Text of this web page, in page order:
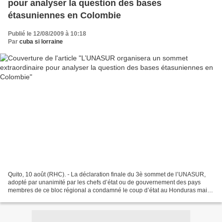
pour analyser la question des bases
étasuniennes en Colombie
Publié le 12/08/2009 à 10:18
Par cuba si lorraine
Quito, 10 août (RHC). - La déclaration finale du 3è sommet de l’UNASUR,
adopté par unanimité par les chefs d’état ou de gouvernement des pays
membres de ce bloc régional a condamné le coup d’état au Honduras mais